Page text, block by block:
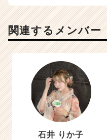
関連するメンバー
石井 りか子